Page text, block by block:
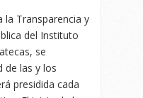
la Transparencia y
del Instituto
se
de las y los
presidida cada